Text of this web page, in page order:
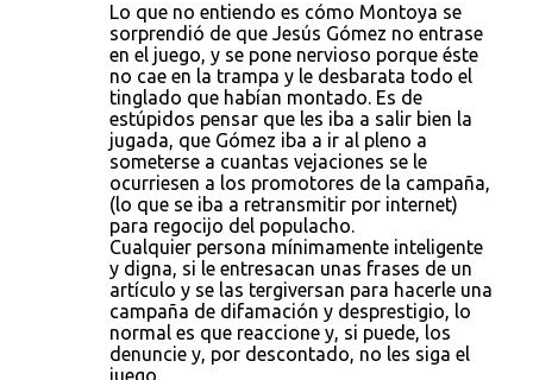
Lo que no entiendo es cómo Montoya se
sorprendió de que Jesús Gómez no entrase
en el juego, y se pone nervioso porque éste
no cae en la trampa y le desbarata todo el
tinglado que habían montado. Es de
estúpidos pensar que les iba a salir bien la
jugada, que Gómez iba a ir al pleno a
someterse a cuantas vejaciones se le
ocurriesen a los promotores de la campaña,
(lo que se iba a retransmitir por internet)
para regocijo del populacho.
Cualquier persona mínimamente inteligente
y digna, si le entresacan unas frases de un
artículo y se las tergiversan para hacerle una
campaña de difamación y desprestigio, lo
normal es que reaccione y, si puede, los
denuncie y, por descontado, no les siga el
juego.